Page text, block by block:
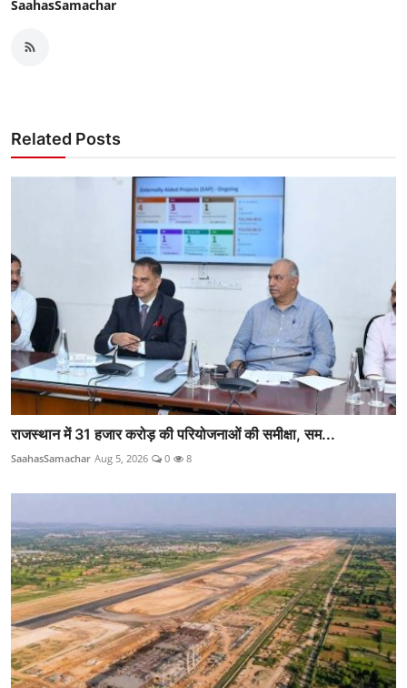
SaahasSamachar
Related Posts
राजस्थान में 31 हजार करोड़ की परियोजनाओं की समीक्षा, सम...
SaahasSamachar Aug 5, 2026 0 8